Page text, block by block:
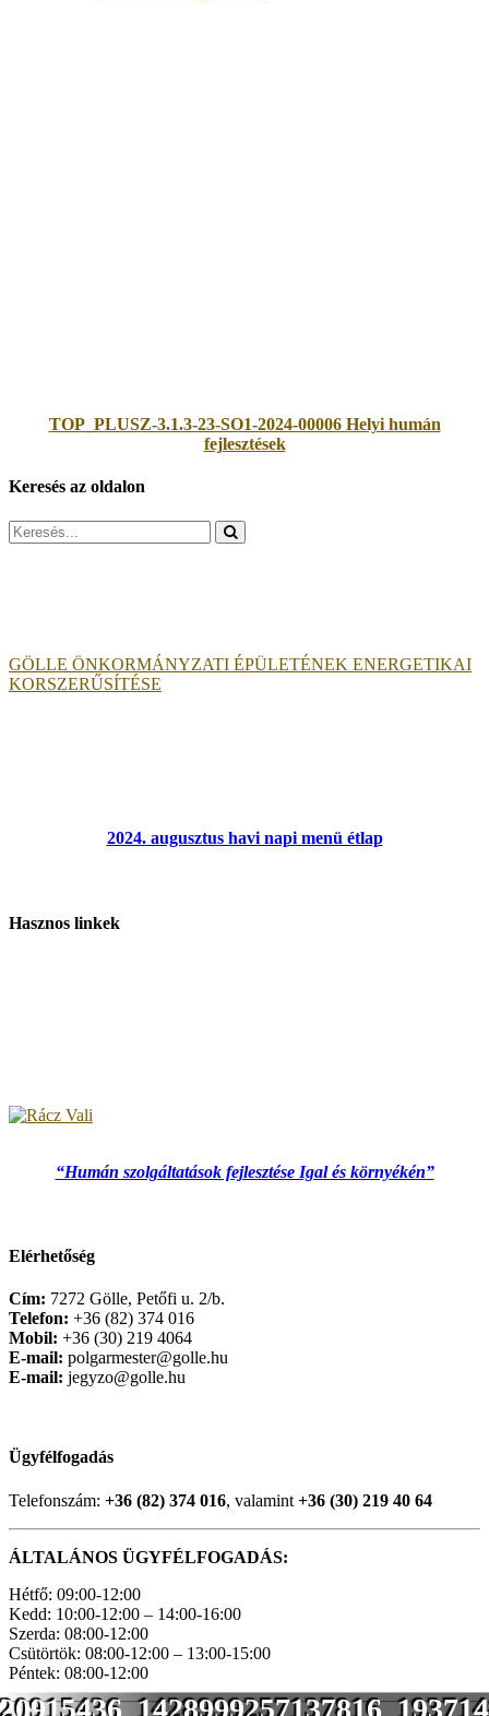
TOP_PLUSZ-3.1.3-23-SO1-2024-00006 Helyi humán
fejlesztések
Keresés az oldalon
Search
for:
GÖLLE ÖNKORMÁNYZATI ÉPÜLETÉNEK ENERGETIKAI
KORSZERŰSÍTÉSE
2024. augusztus havi napi menü étlap
Hasznos linkek
“Humán szolgáltatások fejlesztése Igal és környékén”
Elérhetőség
Cím: 7272 Gölle, Petőfi u. 2/b.
Telefon: +36 (82) 374 016
Mobil: +36 (30) 219 4064
E-mail: polgarmester@golle.hu
E-mail: jegyzo@golle.hu
Ügyfélfogadás
Telefonszám: +36 (82) 374 016, valamint +36 (30) 219 40 64
ÁLTALÁNOS ÜGYFÉLFOGADÁS:
Hétfő: 09:00-12:00
Kedd: 10:00-12:00 – 14:00-16:00
Szerda: 08:00-12:00
Csütörtök: 08:00-12:00 – 13:00-15:00
Péntek: 08:00-12:00